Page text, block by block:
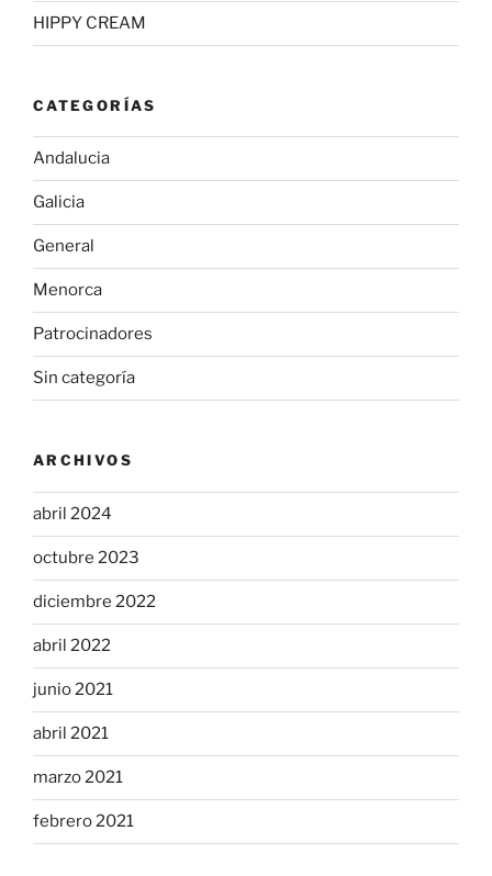
HIPPY CREAM
CATEGORÍAS
Andalucia
Galicia
General
Menorca
Patrocinadores
Sin categoría
ARCHIVOS
abril 2024
octubre 2023
diciembre 2022
abril 2022
junio 2021
abril 2021
marzo 2021
febrero 2021